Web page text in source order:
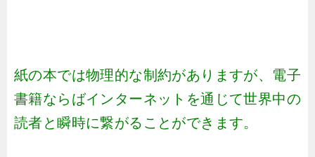
紙の本では物理的な制約がありますが、電子
書籍ならばインターネットを通じて世界中の
読者と瞬時に繋がることができます。